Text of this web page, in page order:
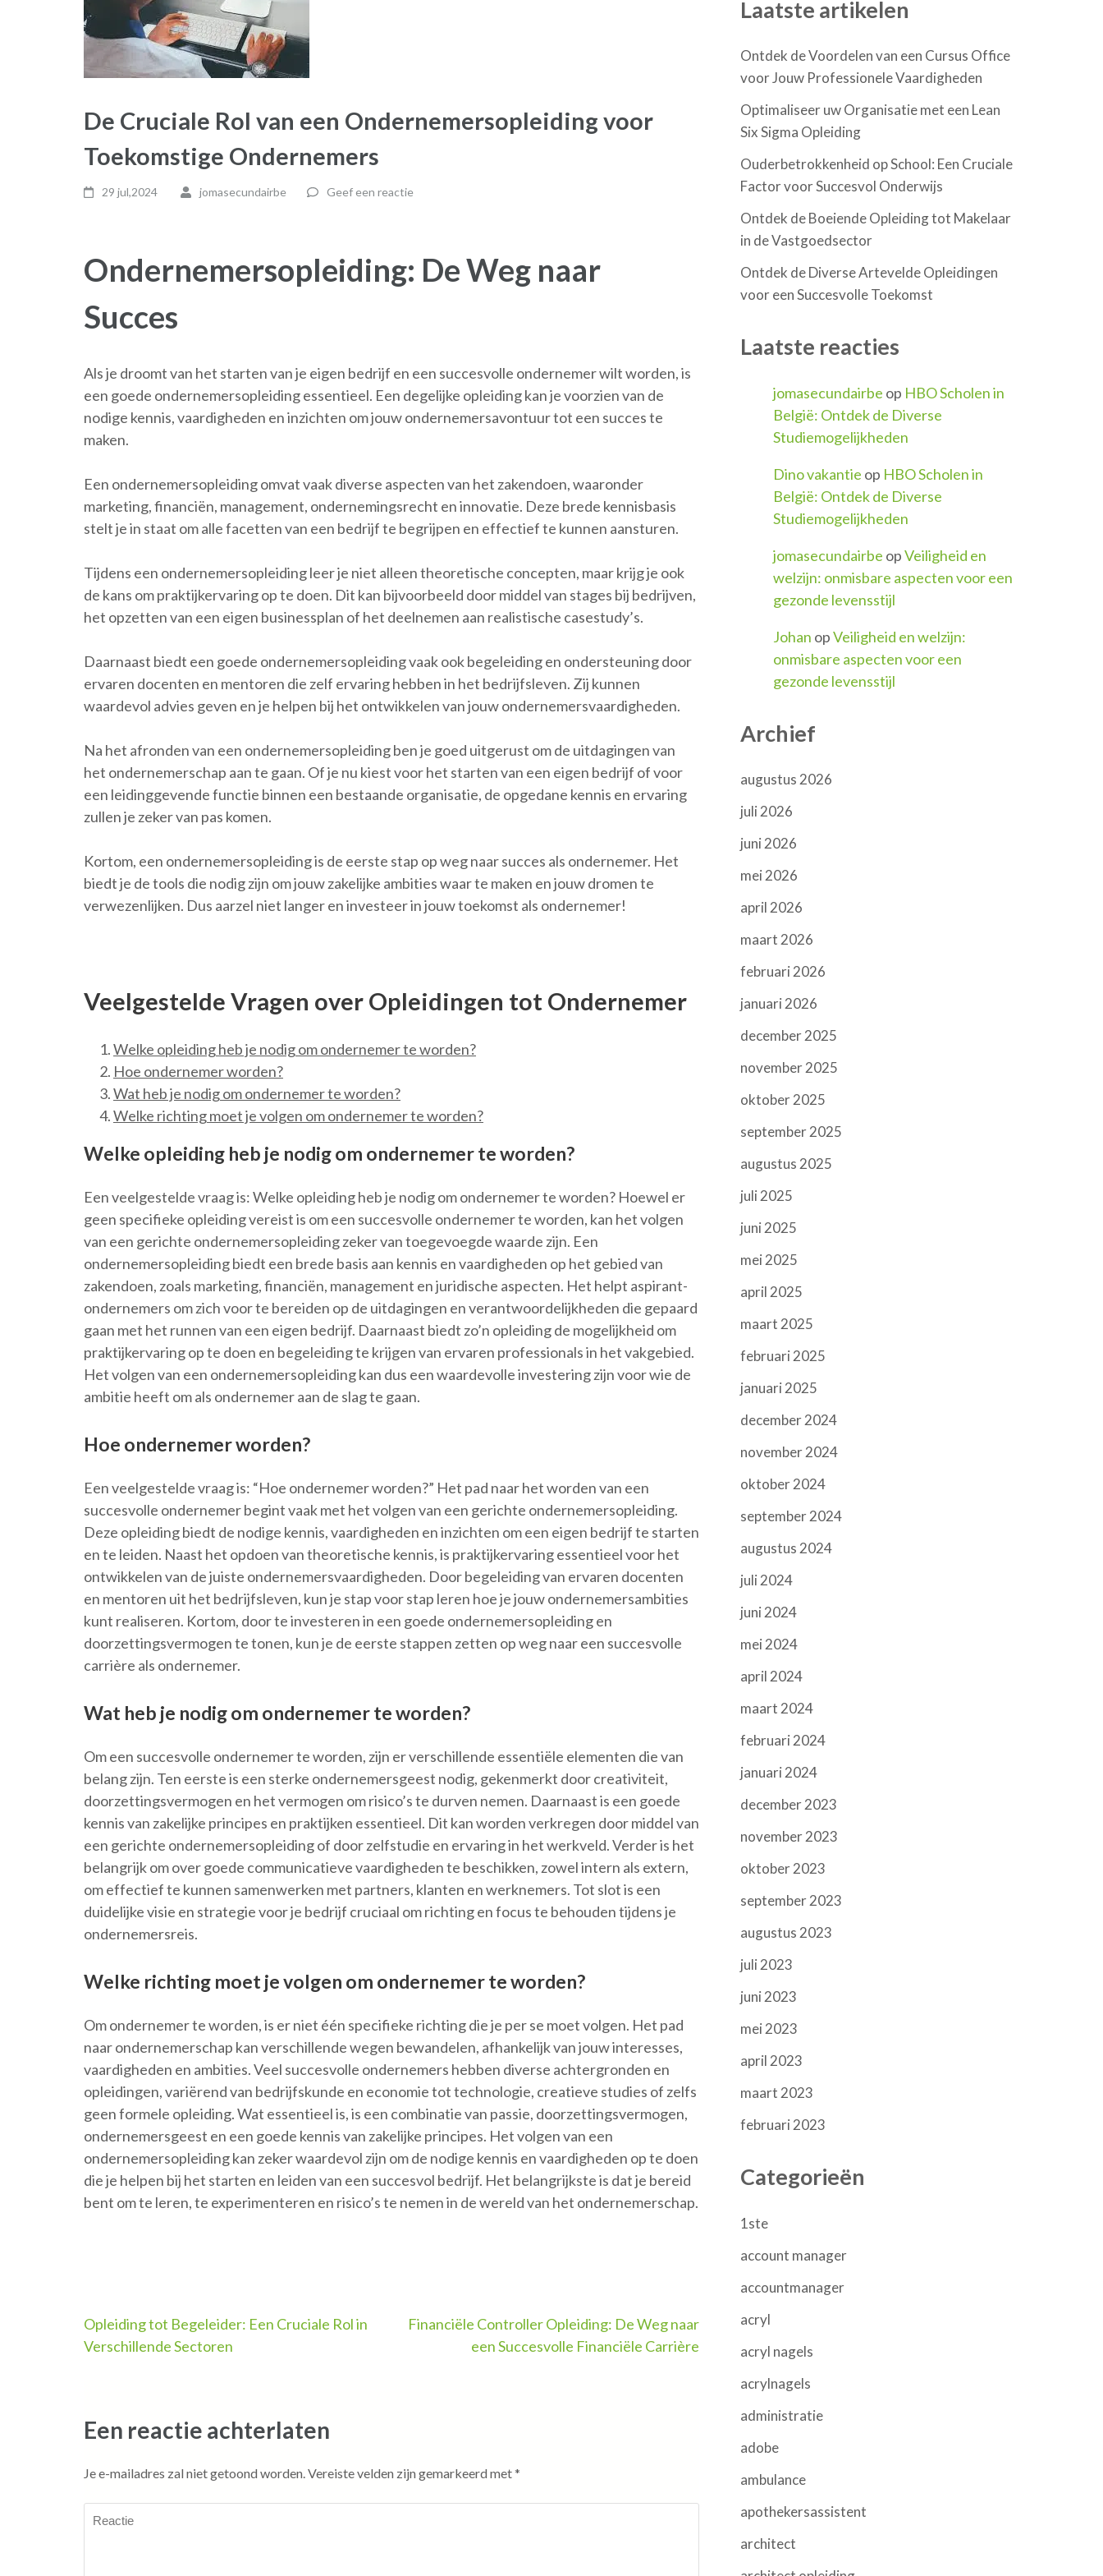
De Cruciale Rol van een Ondernemersopleiding voor
Toekomstige Ondernemers
29 jul,2024 jomasecundairbe Geef een reactie
Ondernemersopleiding: De Weg naar
Succes
Als je droomt van het starten van je eigen bedrijf en een succesvolle ondernemer wilt worden, is
een goede ondernemersopleiding essentieel. Een degelijke opleiding kan je voorzien van de
nodige kennis, vaardigheden en inzichten om jouw ondernemersavontuur tot een succes te
maken.
Een ondernemersopleiding omvat vaak diverse aspecten van het zakendoen, waaronder
marketing, financiën, management, ondernemingsrecht en innovatie. Deze brede kennisbasis
stelt je in staat om alle facetten van een bedrijf te begrijpen en effectief te kunnen aansturen.
Tijdens een ondernemersopleiding leer je niet alleen theoretische concepten, maar krijg je ook
de kans om praktijkervaring op te doen. Dit kan bijvoorbeeld door middel van stages bij bedrijven,
het opzetten van een eigen businessplan of het deelnemen aan realistische casestudy’s.
Daarnaast biedt een goede ondernemersopleiding vaak ook begeleiding en ondersteuning door
ervaren docenten en mentoren die zelf ervaring hebben in het bedrijfsleven. Zij kunnen
waardevol advies geven en je helpen bij het ontwikkelen van jouw ondernemersvaardigheden.
Na het afronden van een ondernemersopleiding ben je goed uitgerust om de uitdagingen van
het ondernemerschap aan te gaan. Of je nu kiest voor het starten van een eigen bedrijf of voor
een leidinggevende functie binnen een bestaande organisatie, de opgedane kennis en ervaring
zullen je zeker van pas komen.
Kortom, een ondernemersopleiding is de eerste stap op weg naar succes als ondernemer. Het
biedt je de tools die nodig zijn om jouw zakelijke ambities waar te maken en jouw dromen te
verwezenlijken. Dus aarzel niet langer en investeer in jouw toekomst als ondernemer!
Veelgestelde Vragen over Opleidingen tot Ondernemer
Welke opleiding heb je nodig om ondernemer te worden?
Hoe ondernemer worden?
Wat heb je nodig om ondernemer te worden?
Welke richting moet je volgen om ondernemer te worden?
Welke opleiding heb je nodig om ondernemer te worden?
Een veelgestelde vraag is: Welke opleiding heb je nodig om ondernemer te worden? Hoewel er
geen specifieke opleiding vereist is om een succesvolle ondernemer te worden, kan het volgen
van een gerichte ondernemersopleiding zeker van toegevoegde waarde zijn. Een
ondernemersopleiding biedt een brede basis aan kennis en vaardigheden op het gebied van
zakendoen, zoals marketing, financiën, management en juridische aspecten. Het helpt aspirant-
ondernemers om zich voor te bereiden op de uitdagingen en verantwoordelijkheden die gepaard
gaan met het runnen van een eigen bedrijf. Daarnaast biedt zo’n opleiding de mogelijkheid om
praktijkervaring op te doen en begeleiding te krijgen van ervaren professionals in het vakgebied.
Het volgen van een ondernemersopleiding kan dus een waardevolle investering zijn voor wie de
ambitie heeft om als ondernemer aan de slag te gaan.
Hoe ondernemer worden?
Een veelgestelde vraag is: “Hoe ondernemer worden?” Het pad naar het worden van een
succesvolle ondernemer begint vaak met het volgen van een gerichte ondernemersopleiding.
Deze opleiding biedt de nodige kennis, vaardigheden en inzichten om een eigen bedrijf te starten
en te leiden. Naast het opdoen van theoretische kennis, is praktijkervaring essentieel voor het
ontwikkelen van de juiste ondernemersvaardigheden. Door begeleiding van ervaren docenten
en mentoren uit het bedrijfsleven, kun je stap voor stap leren hoe je jouw ondernemersambities
kunt realiseren. Kortom, door te investeren in een goede ondernemersopleiding en
doorzettingsvermogen te tonen, kun je de eerste stappen zetten op weg naar een succesvolle
carrière als ondernemer.
Wat heb je nodig om ondernemer te worden?
Om een succesvolle ondernemer te worden, zijn er verschillende essentiële elementen die van
belang zijn. Ten eerste is een sterke ondernemersgeest nodig, gekenmerkt door creativiteit,
doorzettingsvermogen en het vermogen om risico’s te durven nemen. Daarnaast is een goede
kennis van zakelijke principes en praktijken essentieel. Dit kan worden verkregen door middel van
een gerichte ondernemersopleiding of door zelfstudie en ervaring in het werkveld. Verder is het
belangrijk om over goede communicatieve vaardigheden te beschikken, zowel intern als extern,
om effectief te kunnen samenwerken met partners, klanten en werknemers. Tot slot is een
duidelijke visie en strategie voor je bedrijf cruciaal om richting en focus te behouden tijdens je
ondernemersreis.
Welke richting moet je volgen om ondernemer te worden?
Om ondernemer te worden, is er niet één specifieke richting die je per se moet volgen. Het pad
naar ondernemerschap kan verschillende wegen bewandelen, afhankelijk van jouw interesses,
vaardigheden en ambities. Veel succesvolle ondernemers hebben diverse achtergronden en
opleidingen, variërend van bedrijfskunde en economie tot technologie, creatieve studies of zelfs
geen formele opleiding. Wat essentieel is, is een combinatie van passie, doorzettingsvermogen,
ondernemersgeest en een goede kennis van zakelijke principes. Het volgen van een
ondernemersopleiding kan zeker waardevol zijn om de nodige kennis en vaardigheden op te doen
die je helpen bij het starten en leiden van een succesvol bedrijf. Het belangrijkste is dat je bereid
bent om te leren, te experimenteren en risico’s te nemen in de wereld van het ondernemerschap.
Berichtnavigatie
Opleiding tot Begeleider: Een Cruciale Rol in
Verschillende Sectoren
Financiële Controller Opleiding: De Weg naar
een Succesvolle Financiële Carrière
Een reactie achterlaten
Je e-mailadres zal niet getoond worden.Vereiste velden zijn gemarkeerd met*
Laatste artikelen
Ontdek de Voordelen van een Cursus Office
voor Jouw Professionele Vaardigheden
Optimaliseer uw Organisatie met een Lean
Six Sigma Opleiding
Ouderbetrokkenheid op School: Een Cruciale
Factor voor Succesvol Onderwijs
Ontdek de Boeiende Opleiding tot Makelaar
in de Vastgoedsector
Ontdek de Diverse Artevelde Opleidingen
voor een Succesvolle Toekomst
Laatste reacties
jomasecundairbe op HBO Scholen in
België: Ontdek de Diverse
Studiemogelijkheden
Dino vakantie op HBO Scholen in
België: Ontdek de Diverse
Studiemogelijkheden
jomasecundairbe opVeiligheid en
welzijn: onmisbare aspecten voor een
gezonde levensstijl
Johan opVeiligheid en welzijn:
onmisbare aspecten voor een
gezonde levensstijl
Archief
augustus 2026
juli 2026
juni 2026
mei 2026
april 2026
maart 2026
februari 2026
januari 2026
december 2025
november 2025
oktober 2025
september 2025
augustus 2025
juli 2025
juni 2025
mei 2025
april 2025
maart 2025
februari 2025
januari 2025
december 2024
november 2024
oktober 2024
september 2024
augustus 2024
juli 2024
juni 2024
mei 2024
april 2024
maart 2024
februari 2024
januari 2024
december 2023
november 2023
oktober 2023
september 2023
augustus 2023
juli 2023
juni 2023
mei 2023
april 2023
maart 2023
februari 2023
Categorieën
1ste
account manager
accountmanager
acryl
acryl nagels
acrylnagels
administratie
adobe
ambulance
apothekersassistent
architect